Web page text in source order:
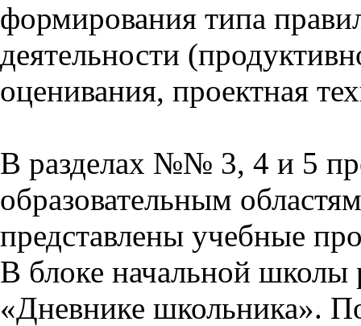
формирования типа
деятельности
оценивания, проектная
В разделах №№ 3, 4 и 5
образовательным
представлены учебные
В блоке начальной школы
«Дневнике школьника».